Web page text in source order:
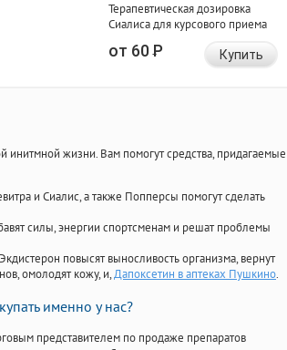
Терапевтическая дозировка
Сиалиса для курсового приема
от 60Р Купить
жизни. Вам помогут средства, придагаемые
и Сиалис, а также Попперсы помогут сделать
силы, энергии спортсменам и решат проблемы
повысят выносливость организма, вернут
омолодят кожу, и,Дапоксетин в аптеках Пушкино.
именно у нас?
представителем по продаже препаратов